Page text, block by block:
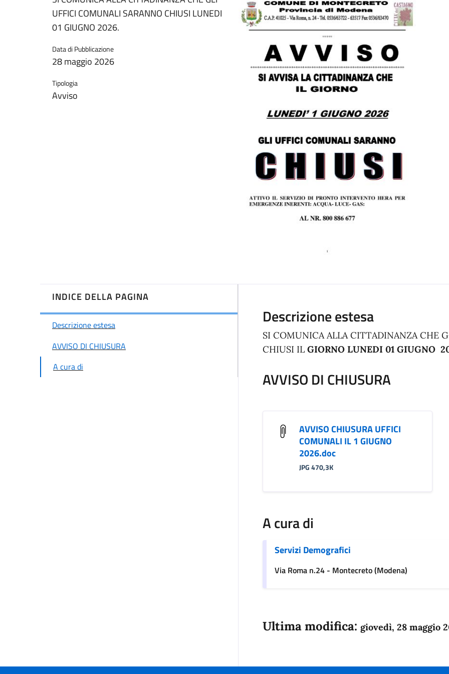
UFFICI COMUNALI SARANNO CHIUSI LUNEDI
01 GIUGNO 2026.
Data di Pubblicazione
28 maggio 2026
Tipologia
Avviso
INDICE DELLA PAGINA
Descrizione estesa
AVVISO DI CHIUSURA
A cura di
Descrizione estesa
SI COMUNICA ALLA CITTADINANZA CHE
CHIUSI IL GIORNO LUNEDI 01 GIUGNO
AVVISO DI CHIUSURA
AVVISO CHIUSURA UFFICI
COMUNALI IL 1 GIUGNO
2026.doc
JPG 470,3K
A cura di
Servizi Demografici
Via Roma n.24 - Montecreto (Modena)
Ultima modifica: giovedì, 28 maggio